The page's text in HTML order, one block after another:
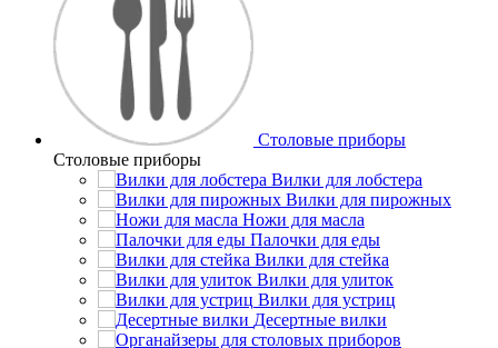
Cтоловые приборы
Cтоловые приборы
Вилки для лобстера
Вилки для пирожных
Ножи для масла
Палочки для еды
Вилки для стейка
Вилки для улиток
Вилки для устриц
Десертные вилки